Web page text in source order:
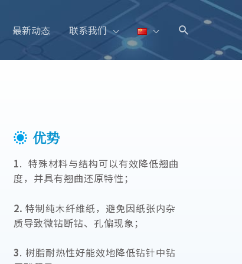
最新动态 联系我们
优势
1. 特殊材料与结构可以有效降低翘曲
度，并具有翘曲还原特性；
2. 特制纯木纤维纸，避免因纸张内杂
质导致微钻断钻、孔偏现象；
3. 树脂耐热性好能效地降低钻针中钻